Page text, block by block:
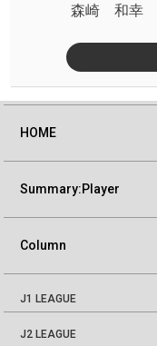
森崎 和幸
HOME
Summary:Player
Column
J1 LEAGUE
J2 LEAGUE